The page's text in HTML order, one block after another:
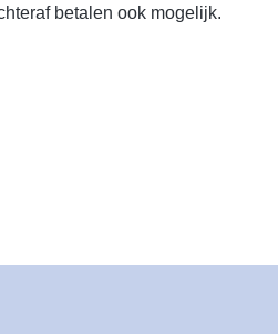
betalen ook mogelijk.